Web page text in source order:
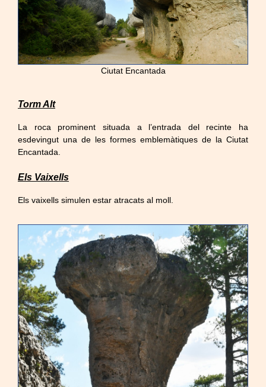
Ciutat Encantada
Torm Alt
La roca prominent situada a l’entrada del recinte ha
esdevingut una de les formes emblemàtiques de la Ciutat
Encantada.
Els Vaixells
Els vaixells simulen estar atracats al moll.